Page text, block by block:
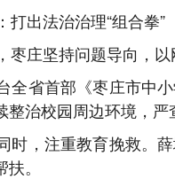
打出法治治理“组合拳”
枣庄坚持问题导向，以
全省首部《枣庄市中
治校园周边环境，
时，注重教育挽救。
。